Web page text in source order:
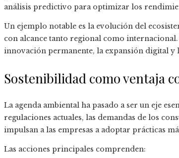
análisis predictivo para optimizar los
Un ejemplo notable es la evolución del
con alcance tanto regional como
innovación permanente, la expansión digital y
Sostenibilidad como ventaja
La agenda ambiental ha pasado a ser un eje
regulaciones actuales, las demandas de los
impulsan a las empresas a adoptar prácticas
Las acciones principales comprenden: